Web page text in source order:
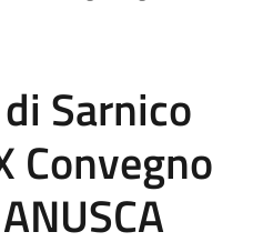
Sarnico
Convegno